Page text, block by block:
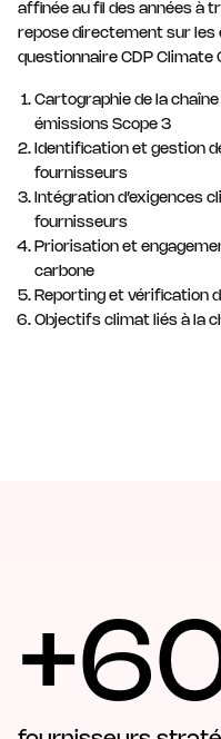
affinée au fil des années à
repose directement sur les
questionnaire CDP Climate
Cartographie de la
émissions Scope 3
Identification et gestion
fournisseurs
Intégration d’exigences
fournisseurs
Priorisation et
carbone
Reporting et vérification
Objectifs climat liés à la